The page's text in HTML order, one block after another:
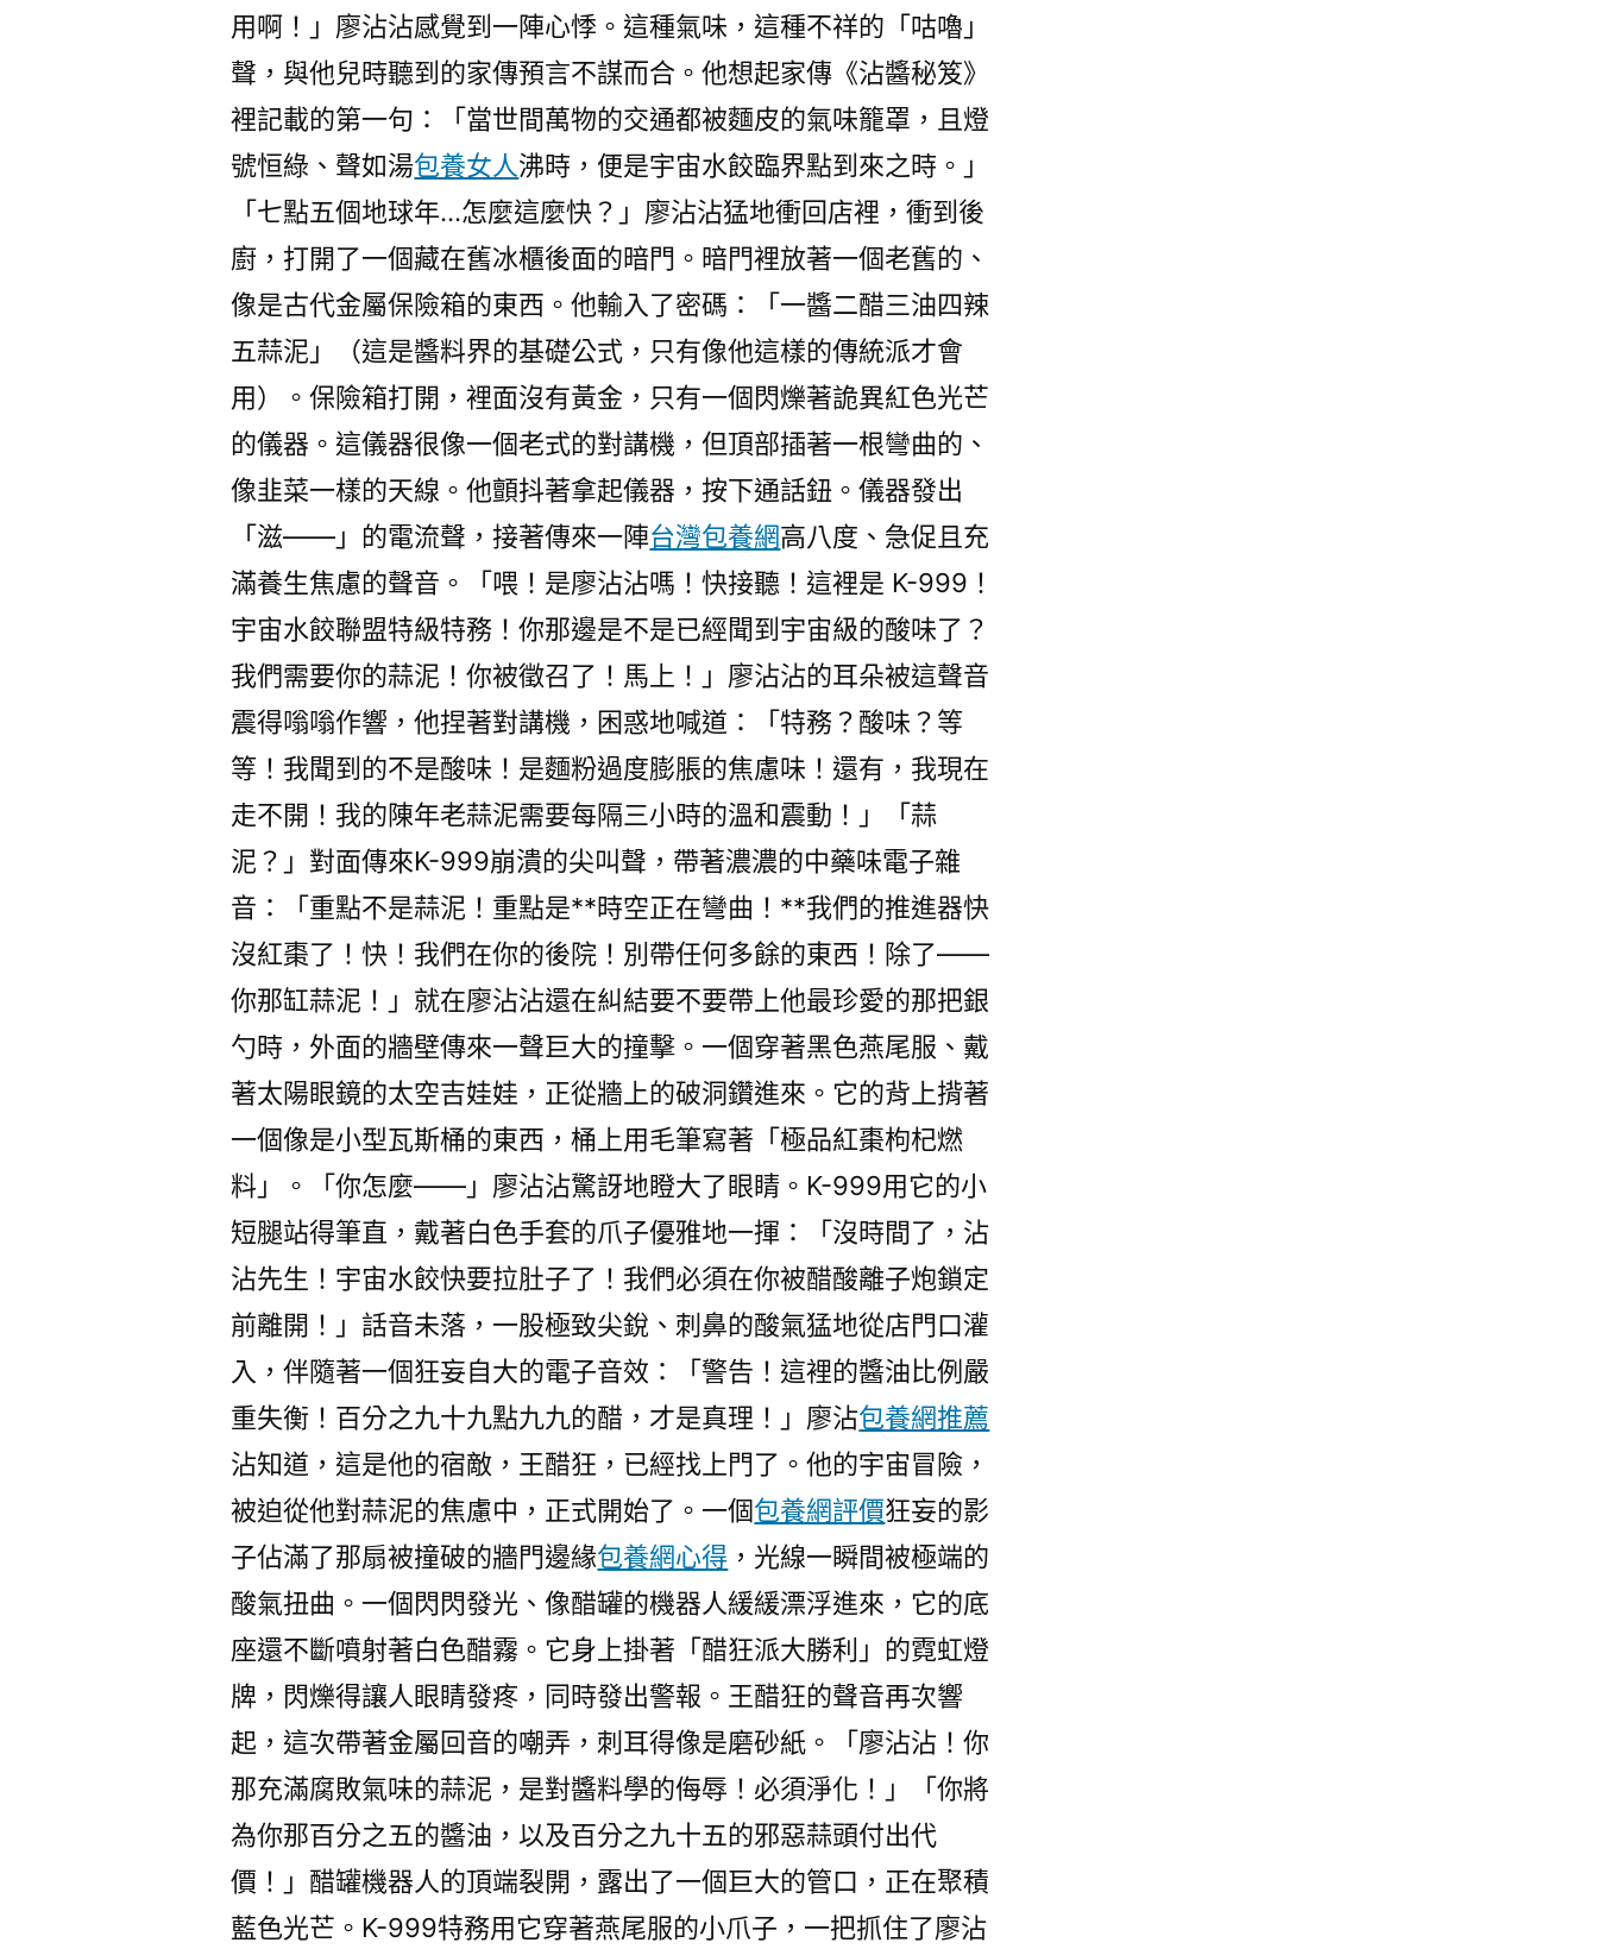
用啊！」廖沾沾感覺到一陣心悸。這種氣味，這種不祥的「咕嚕」
聲，與他兒時聽到的家傳預言不謀而合。他想起家傳《沾醬秘笈》
裡記載的第一句：「當世間萬物的交通都被麵皮的氣味籠罩，且燈
號恒綠、聲如湯包養女人沸時，便是宇宙水餃臨界點到來之時。」
「七點五個地球年…怎麼這麼快？」廖沾沾猛地衝回店裡，衝到後
廚，打開了一個藏在舊冰櫃後面的暗門。暗門裡放著一個老舊的、
像是古代金屬保險箱的東西。他輸入了密碼：「一醬二醋三油四辣
五蒜泥」（這是醬料界的基礎公式，只有像他這樣的傳統派才會
用）。保險箱打開，裡面沒有黃金，只有一個閃爍著詭異紅色光芒
的儀器。這儀器很像一個老式的對講機，但頂部插著一根彎曲的、
像韭菜一樣的天線。他顫抖著拿起儀器，按下通話鈕。儀器發出
「滋——」的電流聲，接著傳來一陣台灣包養網高八度、急促且充
滿養生焦慮的聲音。「喂！是廖沾沾嗎！快接聽！這裡是 K-999！
宇宙水餃聯盟特級特務！你那邊是不是已經聞到宇宙級的酸味了？
我們需要你的蒜泥！你被徵召了！馬上！」廖沾沾的耳朵被這聲音
震得嗡嗡作響，他捏著對講機，困惑地喊道：「特務？酸味？等
等！我聞到的不是酸味！是麵粉過度膨脹的焦慮味！還有，我現在
走不開！我的陳年老蒜泥需要每隔三小時的溫和震動！」「蒜
泥？」對面傳來K-999崩潰的尖叫聲，帶著濃濃的中藥味電子雜
音：「重點不是蒜泥！重點是**時空正在彎曲！**我們的推進器快
沒紅棗了！快！我們在你的後院！別帶任何多餘的東西！除了——
你那缸蒜泥！」就在廖沾沾還在糾結要不要帶上他最珍愛的那把銀
勺時，外面的牆壁傳來一聲巨大的撞擊。一個穿著黑色燕尾服、戴
著太陽眼鏡的太空吉娃娃，正從牆上的破洞鑽進來。它的背上揹著
一個像是小型瓦斯桶的東西，桶上用毛筆寫著「極品紅棗枸杞燃
料」。「你怎麼——」廖沾沾驚訝地瞪大了眼睛。K-999用它的小
短腿站得筆直，戴著白色手套的爪子優雅地一揮：「沒時間了，沾
沾先生！宇宙水餃快要拉肚子了！我們必須在你被醋酸離子炮鎖定
前離開！」話音未落，一股極致尖銳、刺鼻的酸氣猛地從店門口灌
入，伴隨著一個狂妄自大的電子音效：「警告！這裡的醬油比例嚴
重失衡！百分之九十九點九九的醋，才是真理！」廖沾包養網推薦
沾知道，這是他的宿敵，王醋狂，已經找上門了。他的宇宙冒險，
被迫從他對蒜泥的焦慮中，正式開始了。一個包養網評價狂妄的影
子佔滿了那扇被撞破的牆門邊緣包養網心得 ，光線一瞬間被極端的
酸氣扭曲。一個閃閃發光、像醋罐的機器人緩緩漂浮進來，它的底
座還不斷噴射著白色醋霧。它身上掛著「醋狂派大勝利」的霓虹燈
牌，閃爍得讓人眼睛發疼，同時發出警報。王醋狂的聲音再次響
起，這次帶著金屬回音的嘲弄，刺耳得像是磨砂紙。「廖沾沾！你
那充滿腐敗氣味的蒜泥，是對醬料學的侮辱！必須淨化！」「你將
為你那百分之五的醬油，以及百分之九十五的邪惡蒜頭付出代
價！」醋罐機器人的頂端裂開，露出了一個巨大的管口，正在聚積
藍色光芒。K-999特務用它穿著燕尾服的小爪子，一把抓住了廖沾